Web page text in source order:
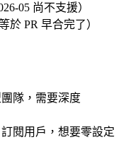
05 尚不支援）
於 PR 早合完了）
團隊，需要深度
訂閱用戶，想要零設定